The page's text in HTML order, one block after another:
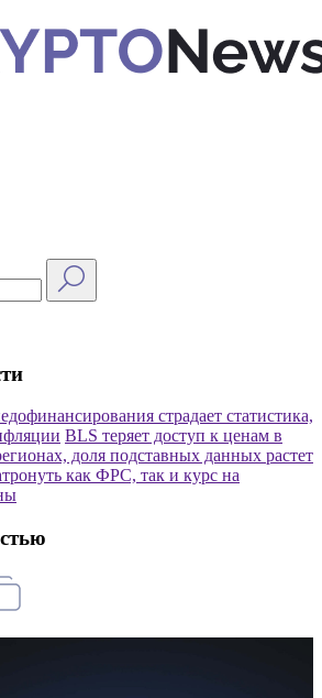
страдает статистика,
BLS теряет доступ к ценам в
доля подставных данных растет
как ФРС, так и курс на